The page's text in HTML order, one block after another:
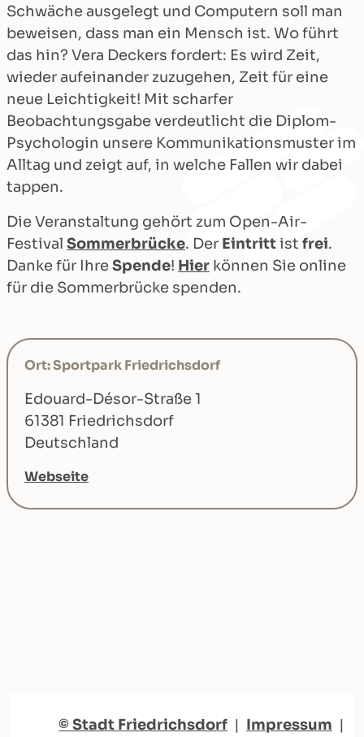
Schwäche ausgelegt und Computern soll man
beweisen, dass man ein Mensch ist. Wo führt
das hin? Vera Deckers fordert: Es wird Zeit,
wieder aufeinander zuzugehen, Zeit für eine
neue Leichtigkeit! Mit scharfer
Beobachtungsgabe verdeutlicht die Diplom-
Psychologin unsere Kommunikationsmuster im
Alltag und zeigt auf, in welche Fallen wir dabei
tappen.
Die Veranstaltung gehört zum Open-Air-
Festival Sommerbrücke. Der Eintrittist frei.
Danke für IhreSpende! Hier können Sie online
für die Sommerbrücke spenden.
Ort: Sportpark Friedrichsdorf
Edouard-Désor-Straße 1
61381 Friedrichsdorf
Deutschland
Webseite
© Stadt Friedrichsdorf | Impressum |